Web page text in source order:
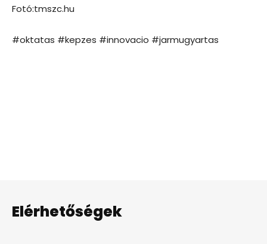
Fotó:tmszc.hu
#oktatas #kepzes #innovacio #jarmugyartas
Elérhetőségek